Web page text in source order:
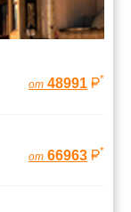
от 48991 *
от 66963 *